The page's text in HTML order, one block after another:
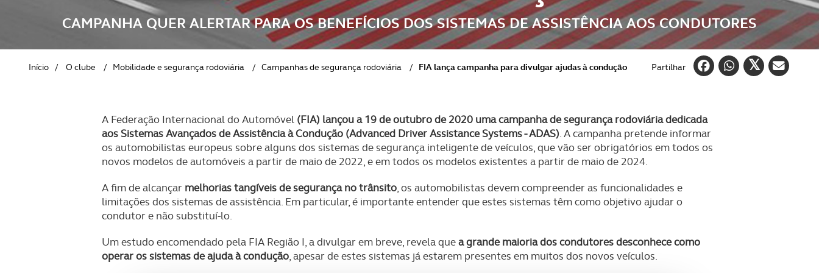
GOLFE
SOBRE O ACP SEGUROS
CAMPANHA QUER ALERTAR PARA OS BENEFÍCIOS DOS SISTEMAS DE ASSISTÊNCIA AOS CONDUTORES
Início / O clube / Mobilidade e segurança rodoviária / Campanhas de segurança rodoviária / FIA lança campanha para divulgar ajudas à condução Partilhar
A Federação Internacional do Automóvel (FIA) lançou a 19 de outubro de 2020 uma campanha de segurança rodoviária dedicada
aos Sistemas Avançados de Assistência à Condução (Advanced Driver Assistance Systems - ADAS). A campanha pretende informar
os automobilistas europeus sobre alguns dos sistemas de segurança inteligente de veículos, que vão ser obrigatórios em todos os
novos modelos de automóveis a partir de maio de 2022, e em todos os modelos existentes a partir de maio de 2024.
A fim de alcançar melhorias tangíveis de segurança no trânsito, os automobilistas devem compreender as funcionalidades e
limitações dos sistemas de assistência. Em particular, é importante entender que estes sistemas têm como objetivo ajudar o
condutor e não substituí-lo.
Um estudo encomendado pela FIA Região I, a divulgar em breve, revela quea grande maioria dos condutores desconhece como
operar os sistemas de ajuda à condução, apesar de estes sistemas já estarem presentes em muitos dos novos veículos.